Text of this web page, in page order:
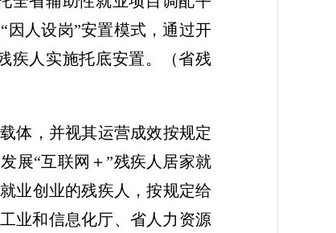
人设岗”安置模式，通过开
人实施托底安置。
（省残
体，并视其运营成效按规定
展“互联网＋”残疾人居家就
业创业的残疾人，按规定给
工业和信息化厅、省人力资源